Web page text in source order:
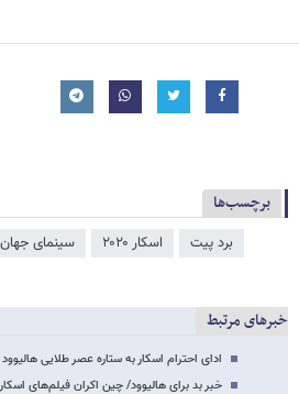
برچسب‌ها
برد پیت اسکار ۲۰۲۰ سینمای جهان
خبرهای مرتبط
ادای احترام اسکار به ستاره عصر طلایی هالیوود
خبر بد برای هالیوود/ چین اکران فیلم‌های اسکار